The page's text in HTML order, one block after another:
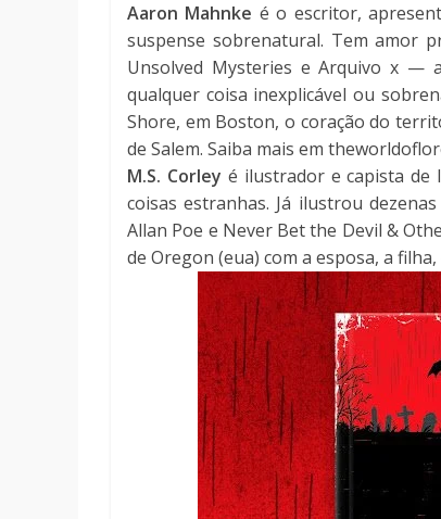
Aaron Mahnke é o escritor,
suspense sobrenatural. Tem amor
Unsolved Mysteries e Arquivo x —
qualquer coisa inexplicável ou
Shore, em Boston, o coração do
de Salem. Saiba mais em
M.S. Corley é ilustrador e capista
coisas estranhas. Já ilustrou
Allan Poe e Never Bet the Devil &
de Oregon (eua) com a esposa, a